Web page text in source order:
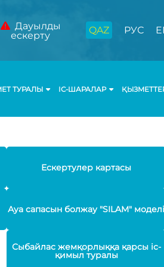
Дауылды
ескерту
QAZ РУС
ТУРАЛЫ ІС-ШАРАЛАР
Ескертулер картасы
Ауа сапасын болжау "SILAM" моделі
Сыбайлас жемқорлыққа қарсы іс-
қимыл туралы